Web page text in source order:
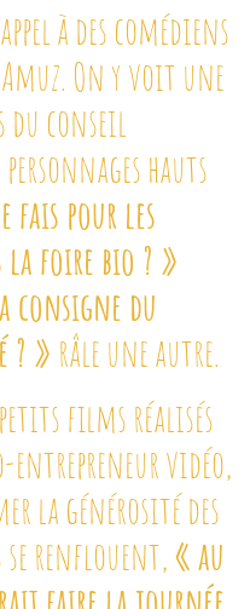
à des comédiens
On y voit une
du conseil
hauts
fais pour les
la foire bio ? »
consigne du
? » râle une autre.
petits films réalisés
entrepreneur vidéo,
la générosité des
se renflouent,« au